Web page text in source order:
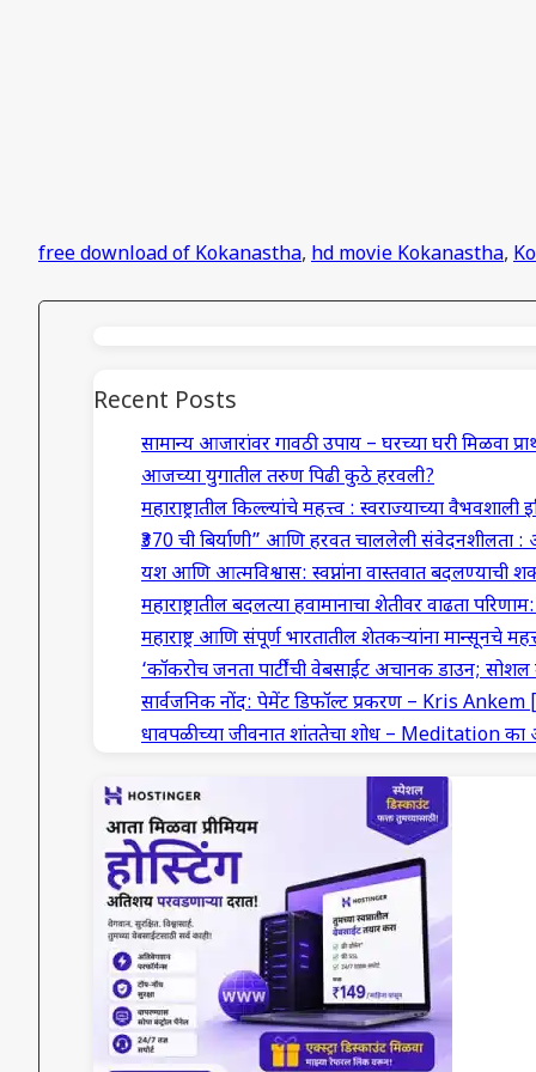
free download of Kokanastha, hd movie Kokanastha,
Recent Posts
सामान्य आजारांवर गावठी उपाय – घरच्या घरी मिळवा
आजच्या युगातील तरुण पिढी कुठे हरवली?
महाराष्ट्रातील किल्ल्यांचे महत्त्व : स्वराज्याच्या वैभवशाली
₹370 ची बिर्याणी” आणि हरवत चाललेली
यश आणि आत्मविश्वास: स्वप्नांना वास्तवात बदलण्याची
महाराष्ट्रातील बदलत्या हवामानाचा शेतीवर वाढता
महाराष्ट्र आणि संपूर्ण भारतातील शेतकऱ्यांना मान्सूनचे
‘कॉकरोच जनता पार्टी’ची वेबसाईट अचानक डाउन; सोशल
सार्वजनिक नोंद: पेमेंट डिफॉल्ट प्रकरण – Kris Ankem
धावपळीच्या जीवनात शांततेचा शोध – Meditation